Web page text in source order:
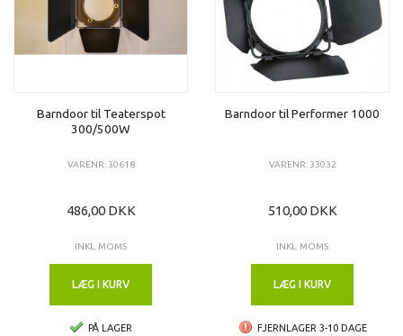
Barndoor til Teaterspot
300/500W
VARENR: 30618
486,00 DKK
INKL. MOMS
LÆG I KURV
PÅ LAGER
Barndoor til Performer 1000
VARENR: 33032
510,00 DKK
INKL. MOMS
LÆG I KURV
FJERNLAGER 3-10 DAGE